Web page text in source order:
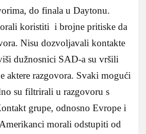
do finala u Daytonu.
koristiti i brojne pritiske da
Nisu dozvoljavali kontakte
dužnosnici SAD-a su vršili
aktere razgovora. Svaki mogući
su filtrirali u razgovoru s
grupe, odnosno Evrope i
morali odstupiti od